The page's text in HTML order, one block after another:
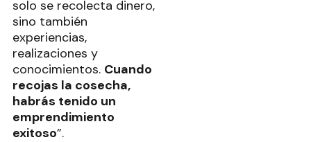
solo se recolecta dinero,
sino también
experiencias,
realizaciones y
conocimientos. Cuando
recojas la cosecha,
habrás tenido un
emprendimiento
exitoso”.